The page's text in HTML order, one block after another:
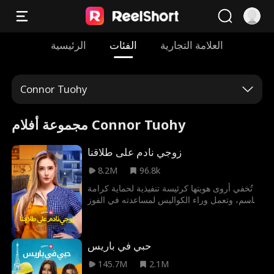
الرئيسية الفئات العلامة التجارية
Connor Tuohy
مجموعة أفلام Connor Tuohy
زوجي نادم على طلاقنا
8.2M
96.8k
تُخفي أروى هويتها كرئيسة تنفيذية لحماية كرامة
قاسم، وتعمل وراء الكواليس لمساعدته في الفوز
توترًا في علاقتهما. وفي الوقت نفسه تواجه أروى
ضغوطًا متتالية من كل من حولها بما فيهم قاسم،
مما يدفعها للتفكير في الطلاق. وبعد تحملها للعديد
حبي في باريس
145.7M
2.1M